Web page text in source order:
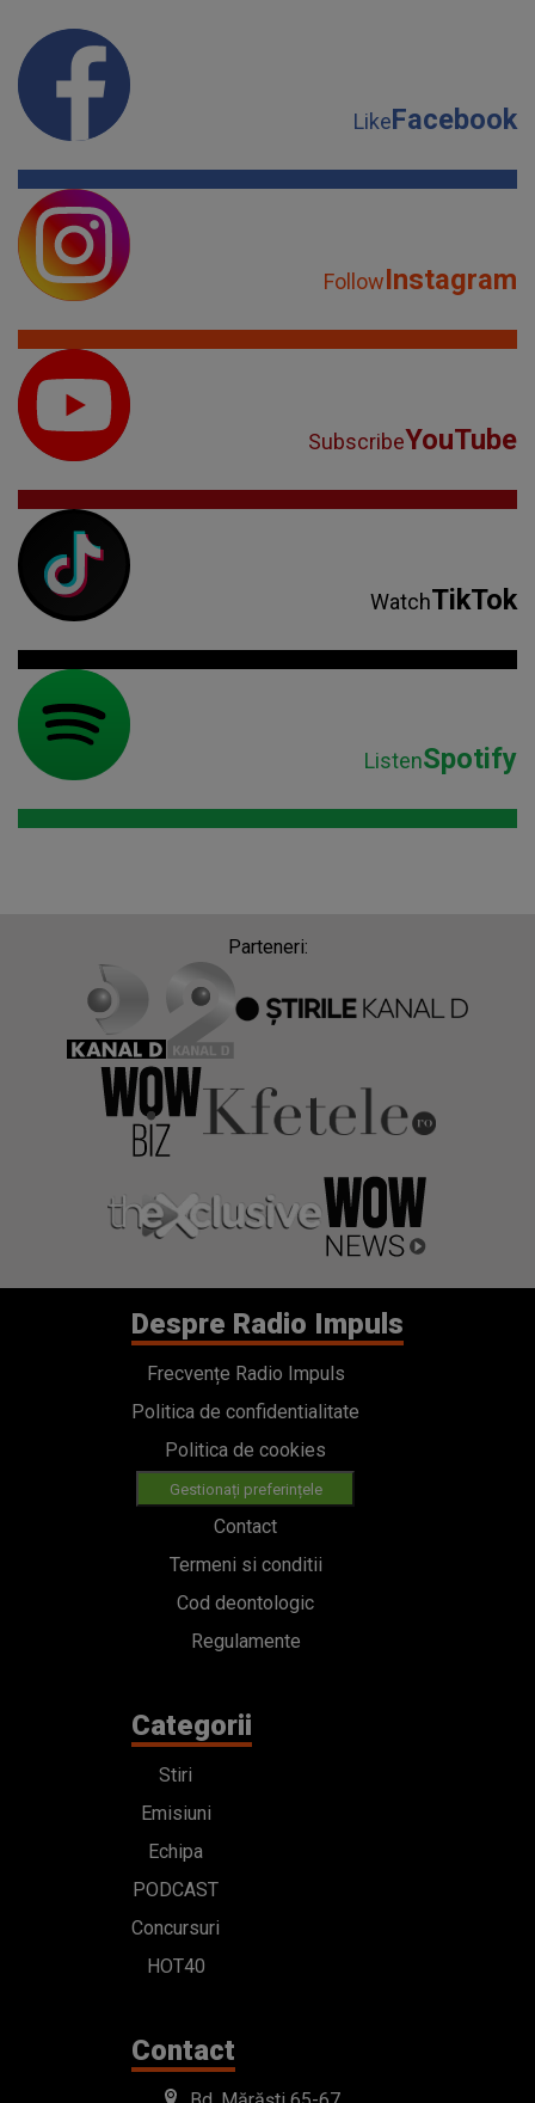
LikeFacebook
FollowInstagram
SubscribeYouTube
WatchTikTok
ListenSpotify
Parteneri:
Despre Radio Impuls
Frecvențe Radio Impuls
Politica de confidentialitate
Politica de cookies
Gestionați preferințele
Contact
Termeni si conditii
Cod deontologic
Regulamente
Categorii
Stiri
Emisiuni
Echipa
PODCAST
Concursuri
HOT40
Contact